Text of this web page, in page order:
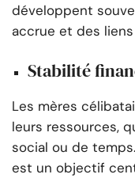
développent
accrue et des
Stabilité
Les mères
leurs ressources,
social ou de
est un objectif